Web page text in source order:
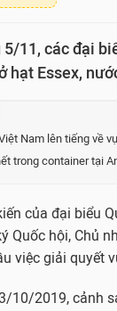
5/11, các đại
hạt Essex,
Nam lên tiếng về
trong container tại
của đại biểu
Quốc hội, Chủ
việc giải quyết
10/2019, cảnh